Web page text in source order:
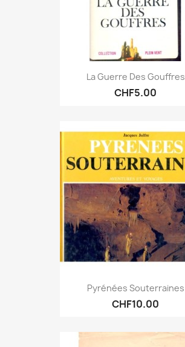
La Guerre Des Gouffres
CHF5.00
Pyrénées Souterraines
CHF10.00